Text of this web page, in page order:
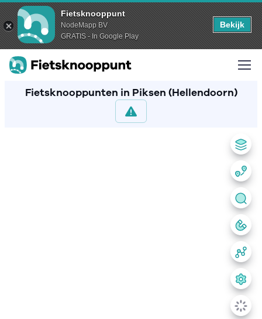
Fietsknooppunt
NodeMapp BV
GRATIS - In Google Play
Bekijk
Fietsknooppunten in Piksen (Hellendoorn)